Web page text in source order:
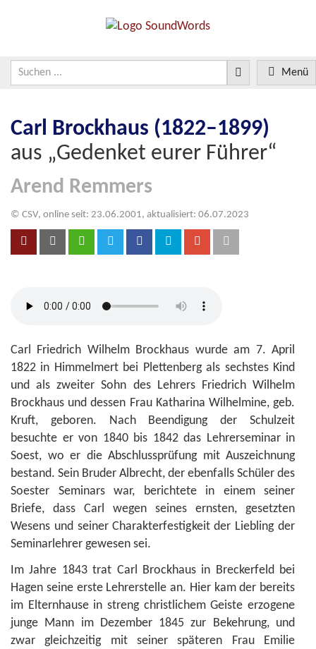
Menü
Carl Brockhaus (1822–1899)
aus „Gedenket eurer Führer“
Arend Remmers
© CSV, online seit: 23.06.2001, aktualisiert: 06.07.2023
Carl Friedrich Wilhelm Brockhaus wurde am 7. April
1822 in Himmelmert bei Plettenberg als sechstes Kind
und als zweiter Sohn des Lehrers Friedrich Wilhelm
Brockhaus und dessen Frau Katharina Wilhelmine, geb.
Kruft, geboren. Nach Beendigung der Schulzeit
besuchte er von 1840 bis 1842 das Lehrerseminar in
Soest, wo er die Abschlussprüfung mit Auszeichnung
bestand. Sein Bruder Albrecht, der ebenfalls Schüler des
Soester Seminars war, berichtete in einem seiner
Briefe, dass Carl wegen seines ernsten, gesetzten
Wesens und seiner Charakterfestigkeit der Liebling der
Seminarlehrer gewesen sei.
Im Jahre 1843 trat Carl Brockhaus in Breckerfeld bei
Hagen seine erste Lehrerstelle an. Hier kam der bereits
im Elternhause in streng christlichem Geiste erzogene
junge Mann im Dezember 1845 zur Bekehrung, und
zwar gleichzeitig mit seiner späteren Frau Emilie